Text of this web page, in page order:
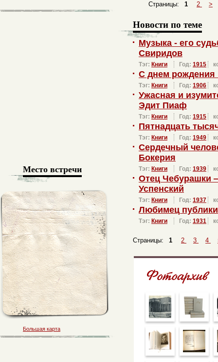
Страницы: 1 2 >
Новости по теме
Музыка - его
Свиридов
Тэг: Книги Год: 1915
С днем
Тэг: Книги Год: 1906
Ужасная и
Эдит Пиаф
Тэг: Книги Год: 1915
Пятнадцать
Тэг: Книги Год: 1949
Сердечный
Бокерия
Тэг: Книги Год: 1939
Отец Чебурашки
Успенский
Тэг: Книги Год: 1937
Любимец
Тэг: Книги Год: 1931
Страницы: 1 2 3 4
Место встречи
Большая карта